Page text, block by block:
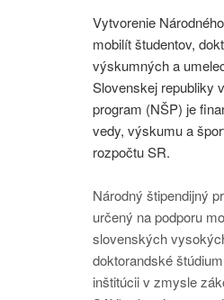
Vytvorenie
mobilít študentov,
výskumných a
Slovenskej republiky
program (NŠP) je
vedy, výskumu a
rozpočtu SR.
Národný štipendijný
určený na podporu
slovenských
doktorandské
inštitúcii v zmysle